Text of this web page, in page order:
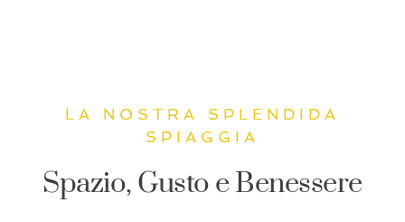
LA NOSTRA SPLENDIDA
SPIAGGIA
Spazio, Gusto e Benessere